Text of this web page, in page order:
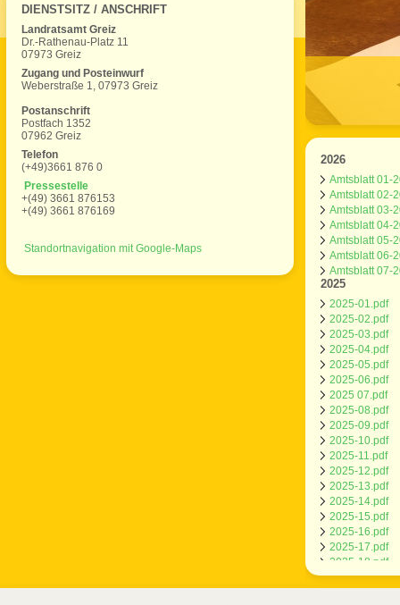
DIENSTSITZ / ANSCHRIFT
Landratsamt Greiz
Dr.-Rathenau-Platz 11
07973 Greiz
Zugang und Posteinwurf
Weberstraße 1, 07973 Greiz
Postanschrift
Postfach 1352
07962 Greiz
Telefon
(+49)3661 876 0
Pressestelle
+(49) 3661 876153
+(49) 3661 876169
Standortnavigation mit Google-Maps
2026
Amtsblatt 01-
Amtsblatt 02-
Amtsblatt 03-
Amtsblatt 04-
Amtsblatt 05-
Amtsblatt 06-
Amtsblatt 07-
2025
2025-01.pdf
2025-02.pdf
2025-03.pdf
2025-04.pdf
2025-05.pdf
2025-06.pdf
2025 07.pdf
2025-08.pdf
2025-09.pdf
2025-10.pdf
2025-11.pdf
2025-12.pdf
2025-13.pdf
2025-14.pdf
2025-15.pdf
2025-16.pdf
2025-17.pdf
2025-18.pdf
2025-19.pdf